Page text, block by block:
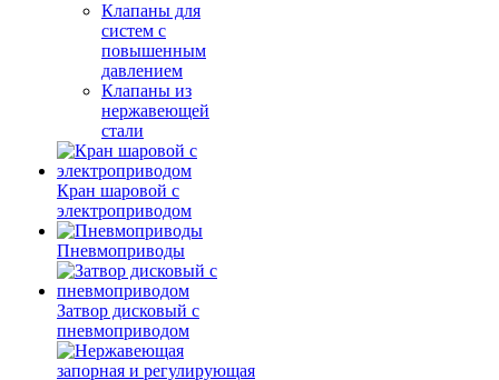
Клапаны для
систем с
повышенным
давлением
Клапаны из
нержавеющей
стали
Кран шаровой с
электроприводом
Пневмоприводы
Затвор дисковый с
пневмоприводом